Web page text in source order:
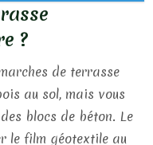
?
de terrasse
au sol, mais vous
blocs de béton. Le
le film géotextile au